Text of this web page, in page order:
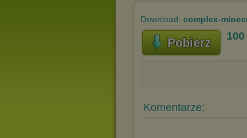
Download: complex-
Pobierz
Komentarze: